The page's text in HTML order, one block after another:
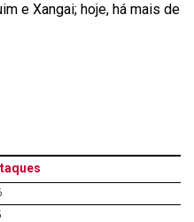
e Xangai; hoje, há mais de